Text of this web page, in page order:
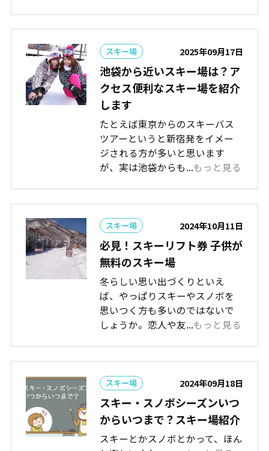
スキー場 2025年09月17日
池袋から近いスキー場は？ア
クセス便利なスキー場を紹介
します
たとえば東京からのスキーバス
ツアーというと新宿発をイメー
ジされる方が多いと思います
が、実は池袋からも...もっと見る
スキー場 2024年10月11日
必見！スキーリフト券 子供が
無料のスキー場
冬らしい思い出づくりといえ
ば、やっぱりスキーやスノボを
思いつく方も多いのではないで
しょうか。恋人や友...もっと見る
スキー場 2024年09月18日
スキー・スノボシーズンいつ
からいつまで？スキー場紹介
スキーとかスノボとかって、ほん